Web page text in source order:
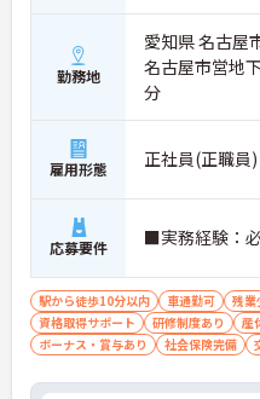
勤務地
愛知県 名古屋
名古屋市営地
分
雇用形態 正社員(正職員)
応募要件 ■実務経験：
駅から徒歩10分以内 車通勤可 残業
資格取得サポート
研修制度あり
産
ボーナス・賞与あり
社会保険完備